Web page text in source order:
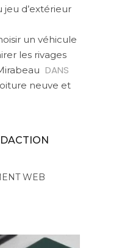
jeu d’extérieur
un véhicule
les rivages
DANS
neuve et
WEB